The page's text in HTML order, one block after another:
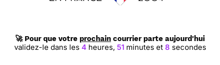
🚀 Pour que votre prochain courrier parte aujourd'hui
validez-le dans les 4 heures, 51 minutes et 7 secondes